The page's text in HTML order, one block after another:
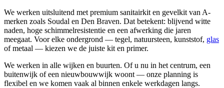
We werken uitsluitend met premium sanitairkit en gevelkit van A-
merken zoals Soudal en Den Braven. Dat betekent: blijvend witte
naden, hoge schimmelresistentie en een afwerking die jaren
meegaat. Voor elke ondergrond — tegel, natuursteen, kunststof, glas
of metaal — kiezen we de juiste kit en primer.
We werken in alle wijken en buurten. Of u nu in het centrum, een
buitenwijk of een nieuwbouwwijk woont — onze planning is
flexibel en we komen vaak al binnen enkele werkdagen langs.